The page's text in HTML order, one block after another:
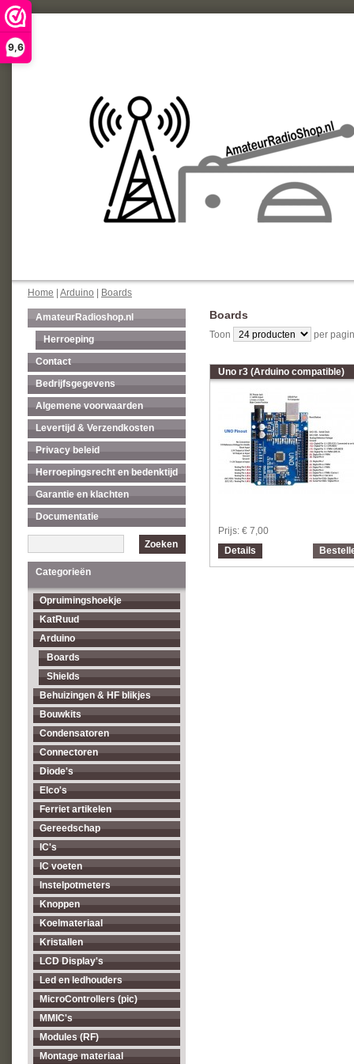
9,6
Home Arduino Boards
AmateurRadioshop.nl
Herroeping
Contact
Bedrijfsgegevens
Algemene voorwaarden
Levertijd & Verzendkosten
Privacy beleid
Herroepingsrecht en bedenktijd
Garantie en klachten
Documentatie
Zoeken
Categorieën
Opruimingshoekje
KatRuud
Arduino
Boards
Shields
Behuizingen & HF blikjes
Bouwkits
Condensatoren
Connectoren
Diode's
Elco's
Ferriet artikelen
Gereedschap
IC's
IC voeten
Instelpotmeters
Knoppen
Koelmateriaal
Kristallen
LCD Display's
Led en ledhouders
MicroControllers (pic)
MMIC's
Modules (RF)
Montage materiaal
Boards
Toon per
Uno r3 (Arduino compatible)
Prijs: € 7,00
Details